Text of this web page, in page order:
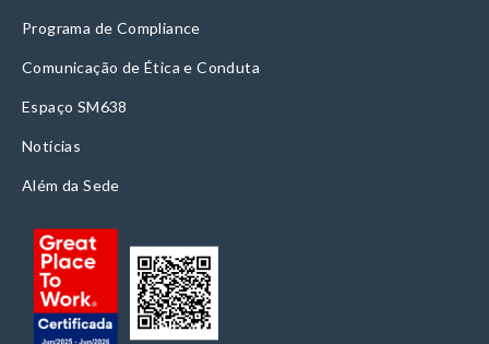
Programa de Compliance
Comunicação de Ética e Conduta
Espaço SM638
Notícias
Além da Sede